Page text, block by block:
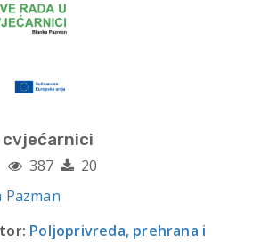
cvjećarnici
387
20
Pazman
Poljoprivreda, prehrana i